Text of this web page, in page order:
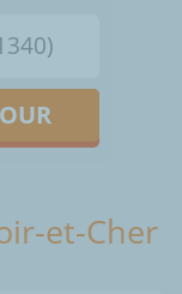
et-Cher